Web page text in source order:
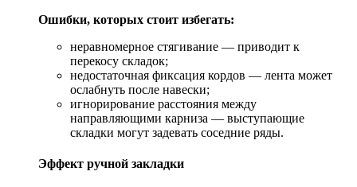
Ошибки, которых стоит избегать:
неравномерное стягивание — приводит к
перекосу складок;
недостаточная фиксация кордов — лента может
ослабнуть после навески;
игнорирование расстояния между
направляющими карниза — выступающие
складки могут задевать соседние ряды.
Эффект ручной закладки